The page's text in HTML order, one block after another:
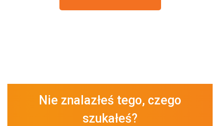
Nie znalazłeś tego, czego
szukałeś?